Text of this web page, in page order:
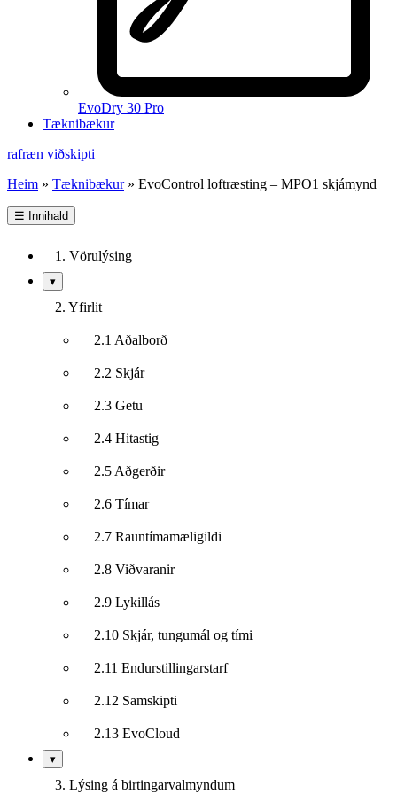
EvoDry 30 Pro
Tæknibækur
rafræn viðskipti
Heim » Tæknibækur» EvoControl loftræsting – MPO1 skjámynd
☰ Innihald
1. Vörulýsing
▾Sýna/fela
undirkafla
2. Yfirlit
2.1 Aðalborð
2.2 Skjár
2.3 Getu
2.4 Hitastig
2.5 Aðgerðir
2.6 Tímar
2.7 Rauntímamæligildi
2.8 Viðvaranir
2.9 Lykillás
2.10 Skjár, tungumál og tími
2.11 Endurstillingarstarf
2.12 Samskipti
2.13 EvoCloud
▾Sýna/fela
undirkafla
3. Lýsing á birtingarvalmyndum